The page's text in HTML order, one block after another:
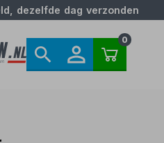
dezelfde dag verzonden
0